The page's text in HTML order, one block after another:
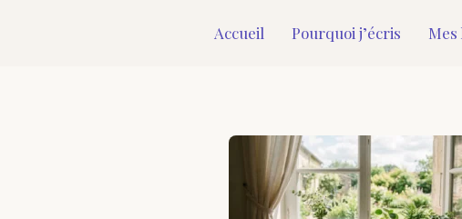
Accueil Pourquoi j’écris Mes